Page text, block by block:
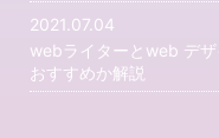
2021.07.04
webライターとweb デ
おすすめか解説